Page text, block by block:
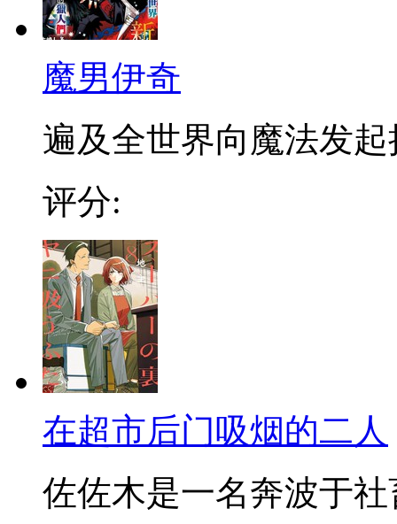
魔男伊奇
遍及全世界向魔法发起
评分:
在超市后门吸烟的二人
佐佐木是一名奔波于社